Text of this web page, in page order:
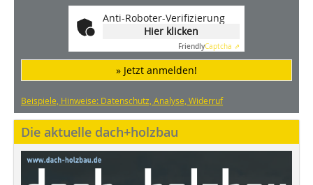
Anti-Roboter-Verifizierung
Hier klicken
FriendlyCaptcha ⇗
» Jetzt anmelden!
Beispiele, Hinweise: Datenschutz, Analyse, Widerruf
Die aktuelle dach+holzbau